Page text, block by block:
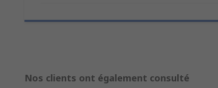
Nos clients ont également consulté